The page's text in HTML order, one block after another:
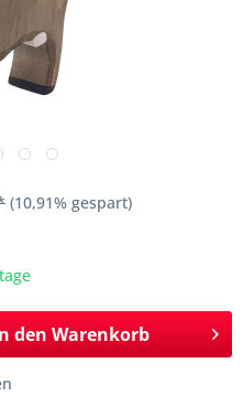
(10,91% gespart)
den Warenkorb